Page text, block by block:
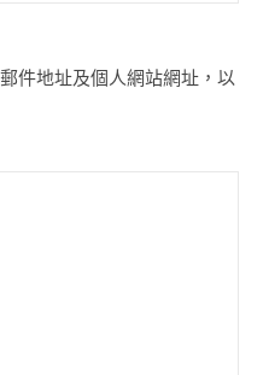
件地址及個人網站網址，以